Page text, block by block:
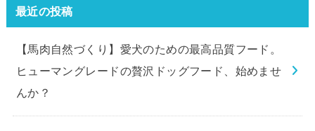
最近の投稿
【馬肉自然づくり】愛犬のための最高品質フード。
ヒューマングレードの贅沢ドッグフード、始めませ
んか？